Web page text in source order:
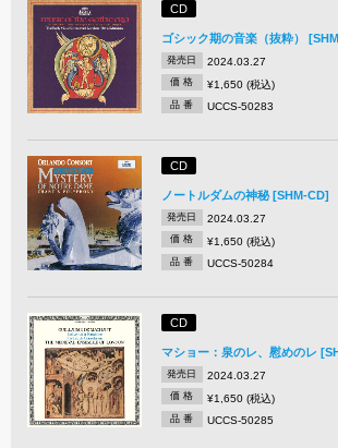
CD
ゴシック期の音楽（抜粋）
発売日 2024.03.27
価 格 ¥1,650 (税込)
品 番 UCCS-50283
CD
ノートルダムの神秘 [SHM-CD]
発売日 2024.03.27
価 格 ¥1,650 (税込)
品 番 UCCS-50284
CD
マショー：泉のレ、慰めのレ
発売日 2024.03.27
価 格 ¥1,650 (税込)
品 番 UCCS-50285